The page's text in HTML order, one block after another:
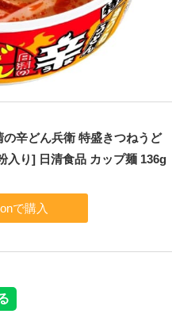
の辛どん兵衛 特盛きつねうど
入り] 日清食品 カップ麺 136g